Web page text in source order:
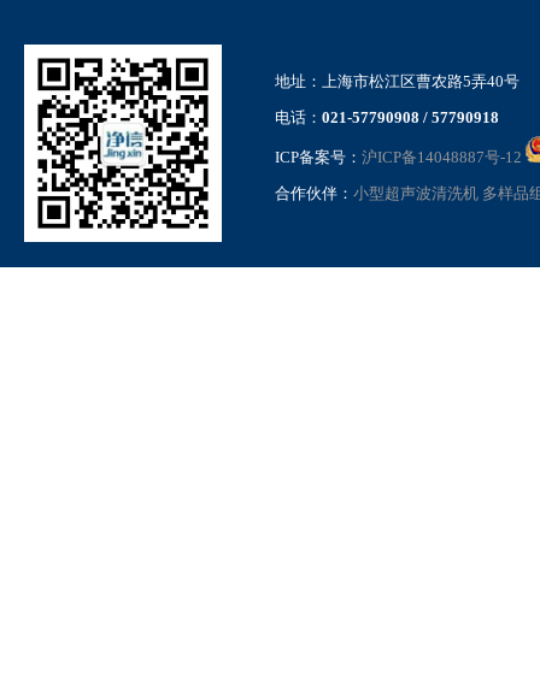
地址：上海市松江区曹农路5弄40号
电话： 021-57790908 / 57790918
ICP备案号： 沪ICP备14048887号-12
合作伙伴： 小型超声波清洗机 多样品